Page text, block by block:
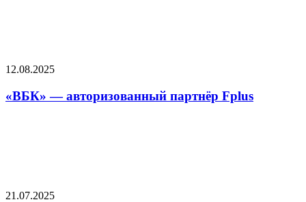
12.08.2025
«ВБК» — авторизованный партнёр Fplus
21.07.2025